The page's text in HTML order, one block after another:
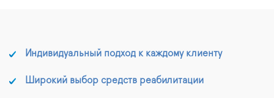
Индивидуальный подход к каждому клиенту
Широкий выбор средств реабилитации